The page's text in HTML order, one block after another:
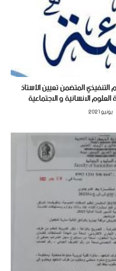
المتضمن تعيين الأستاذ
الانسانية و الاجتماعية